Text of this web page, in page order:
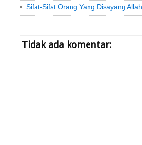
Sifat-Sifat Orang Yang Disayang Allah
Tidak ada komentar: